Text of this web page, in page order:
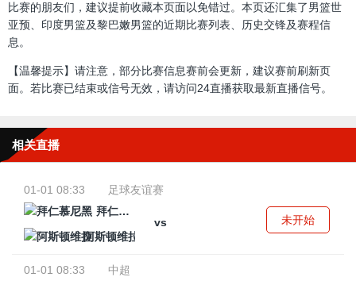
比赛的朋友们，建议提前收藏本页面以免错过。本页还汇集了男篮世
亚预、印度男篮及黎巴嫩男篮的近期比赛列表、历史交锋及赛程信
息。
【温馨提示】请注意，部分比赛信息赛前会更新，建议赛前刷新页
面。若比赛已结束或信号无效，请访问24直播获取最新直播信号。
相关直播
01-01 08:33
足球友谊赛
拜仁慕尼黑
vs
阿斯顿维拉
未开始
01-01 08:33
中超